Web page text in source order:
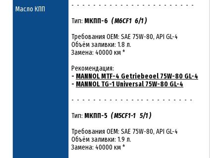
Масло КПП
- - - - - - - - - - - - - - - - - - - - - - -
Тип: МКПП-6 ( M6CF1 6/1 )
Требования OEM: SAE 75W-80, API GL-4
Объём заливки: 1.8 л.
Замена: 40000 км *
Рекомендация:
- MANNOL MTF-4 Getriebeoel 75W-80 GL-4
- MANNOL TG-1 Universal 75W-80 GL-4
- - - - - - - - - - - - - - - - - - - - - - -
Тип: МКПП-5 ( M5CF1-1 5/1 )
Требования OEM: SAE 75W-80, API GL-4
Объём заливки: 1.9 л.
Замена: 40000 км *